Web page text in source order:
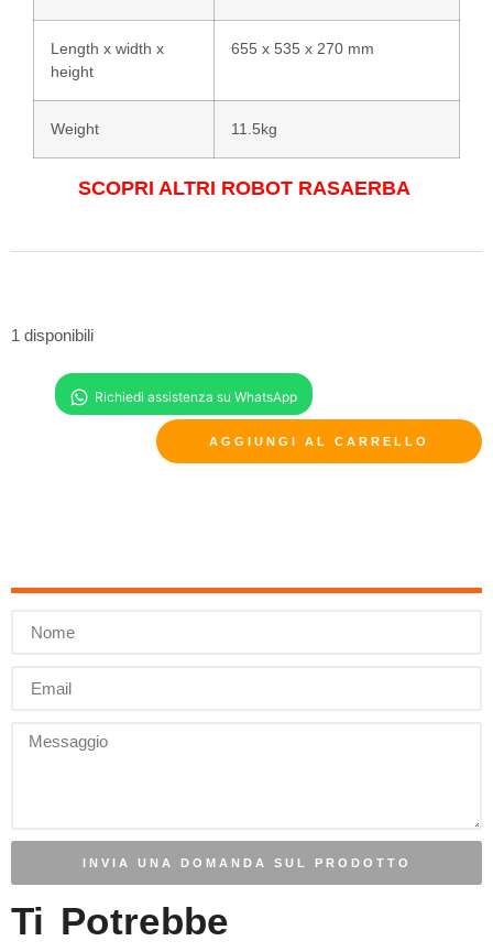
Length x width x
height
655 x 535 x 270 mm
Weight 11.5kg
SCOPRI ALTRI ROBOT RASAERBA
1 disponibili
AGGIUNGI AL CARRELLO
INVIA UNA DOMANDA SUL PRODOTTO
Ti Potrebbe